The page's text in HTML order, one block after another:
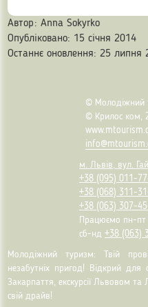
Автор:Anna Sokyrko
Опубліковано: 15 січня 2014
Останнє оновлення: 25 липня
© Молодіжний
© Крилос ком,
м. Львів, вул.
+38 (095) 011-
+38 (068) 311-
+38 (063) 307-
Працюємо пн-пт
сб-нд +38 (063)
Молодіжний туризм: Твій
незабутніх пригод! Відкрий
Закарпаття, екскурсії Львовом
свій драйв!